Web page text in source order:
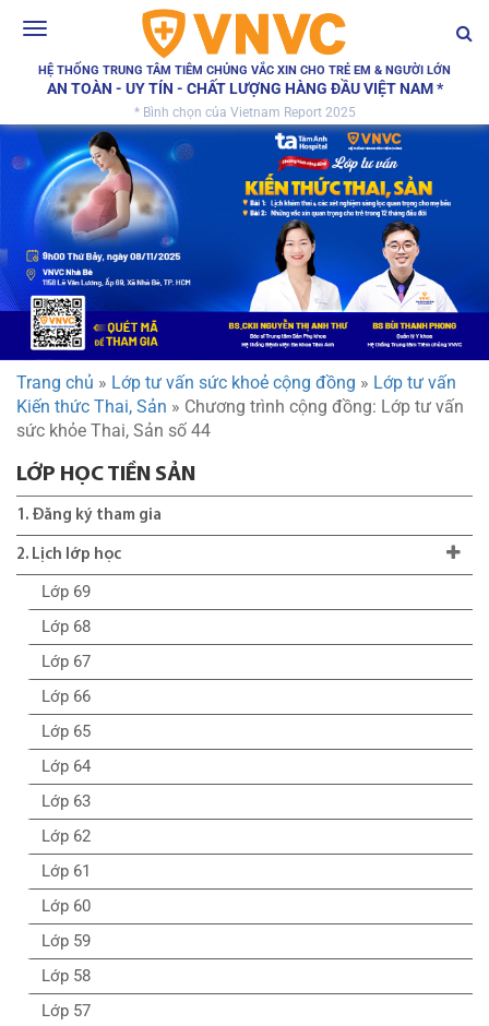
Toggle
HỆ THỐNG TRUNG TÂM TIÊM CHỦNG VẮC XIN CHO TRẺ EM & NGƯỜI LỚN
AN TOÀN - UY TÍN - CHẤT LƯỢNG HÀNG ĐẦU VIỆT NAM *
* Bình chọn của Vietnam Report 2025
Trang chủ » Lớp tư vấn sức khoẻ cộng đồng » Lớp tư vấn
Kiến thức Thai, Sản » Chương trình cộng đồng: Lớp tư vấn
sức khỏe Thai, Sản số 44
LỚP HỌC TIỀN SẢN
1. Đăng ký tham gia
2. Lịch lớp học
Lớp 69
Lớp 68
Lớp 67
Lớp 66
Lớp 65
Lớp 64
Lớp 63
Lớp 62
Lớp 61
Lớp 60
Lớp 59
Lớp 58
Lớp 57